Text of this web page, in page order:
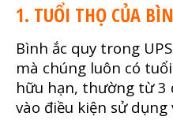
1. TUỔI THỌ CỦA
Bình ắc quy trong
mà chúng luôn có
hữu hạn, thường từ 3
vào điều kiện sử